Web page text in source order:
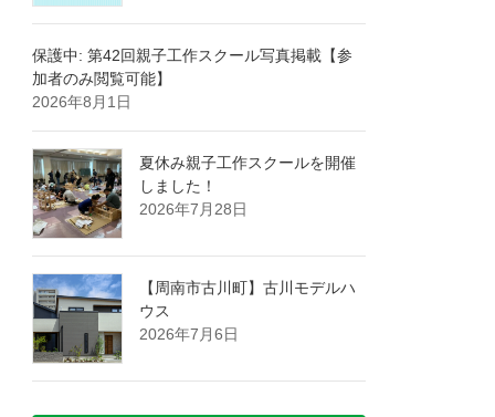
保護中: 第42回親子工作スクール写真掲載【参
加者のみ閲覧可能】
2026年8月1日
夏休み親子工作スクールを開催
しました！
2026年7月28日
【周南市古川町】古川モデルハ
ウス
2026年7月6日